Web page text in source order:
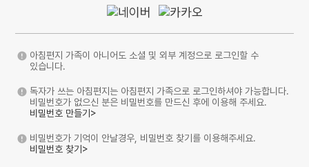
아침편지 가족이 아니어도 소셜 및 외부 계정으로 로그인할 수
있습니다.
독자가 쓰는 아침편지는 아침편지 가족으로 로그인하셔야 가능합니다.
비밀번호가 없으신 분은 비밀번호를 만드신 후에 이용해 주세요.
비밀번호 만들기>
비밀번호가 기억이 안날경우, 비밀번호 찾기를 이용해주세요.
비밀번호 찾기>